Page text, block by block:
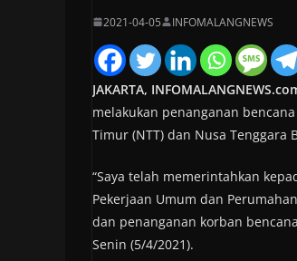
2021-04-05 INFOMALANGNEWS
JAKARTA,
melakukan penanganan
Timur (NTT) dan Nusa Tenggara
“Saya telah memerintahkan
Pekerjaan Umum dan
dan penanganan korban
Senin (5/4/2021).